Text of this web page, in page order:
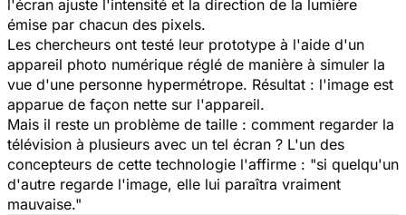
l'écran ajuste l'intensité et la direction de la lumière
émise par chacun des pixels.
Les chercheurs ont testé leur prototype à l'aide d'un
appareil photo numérique réglé de manière à simuler la
vue d'une personne hypermétrope. Résultat : l'image est
apparue de façon nette sur l'appareil.
Mais il reste un problème de taille : comment regarder la
télévision à plusieurs avec un tel écran ? L'un des
concepteurs de cette technologie l'affirme : "si quelqu'un
d'autre regarde l'image, elle lui paraîtra vraiment
mauvaise."